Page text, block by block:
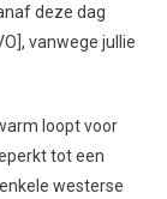
deze dag
vanwege jullie
loopt voor
tot een
westerse